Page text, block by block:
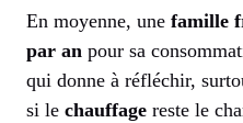
En moyenne, une famille
par an pour sa
qui donne à réfléchir,
si le chauffage reste le